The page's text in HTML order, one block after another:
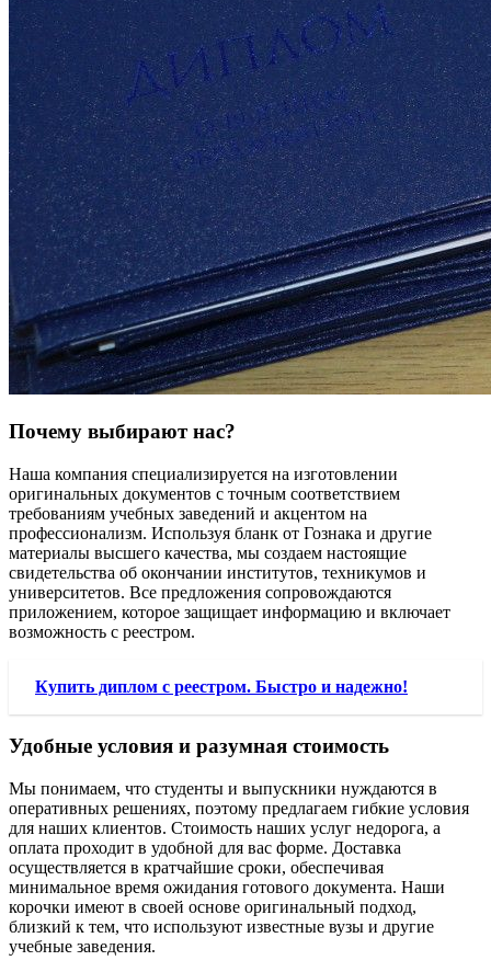
Почему выбирают нас?
Наша компания специализируется на изготовлении
оригинальных документов с точным соответствием
требованиям учебных заведений и акцентом на
профессионализм. Используя бланк от Гознака и другие
материалы высшего качества, мы создаем настоящие
свидетельства об окончании институтов, техникумов и
университетов. Все предложения сопровождаются
приложением, которое защищает информацию и включает
возможность с реестром.
Купить диплом с реестром. Быстро и надежно!
Удобные условия и разумная стоимость
Мы понимаем, что студенты и выпускники нуждаются в
оперативных решениях, поэтому предлагаем гибкие условия
для наших клиентов. Стоимость наших услуг недорога, а
оплата проходит в удобной для вас форме. Доставка
осуществляется в кратчайшие сроки, обеспечивая
минимальное время ожидания готового документа. Наши
корочки имеют в своей основе оригинальный подход,
близкий к тем, что используют известные вузы и другие
учебные заведения.